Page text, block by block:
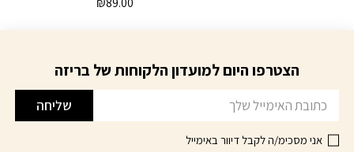
הצטרפו היום למועדון הלקוחות של בריזה
שליחה
אני מסכימ/ה לקבל דיוור באימייל